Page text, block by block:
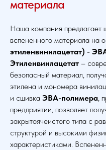
материала
Наша компания предлагает
вспененного материала на
этиленвинилацетат) -
Этиленвинлацетат –
безопасный материал,
этилена и мономера
и сшивка ЭВА-полимера,
предприятии, позволяет
закрытоячеистого типа с
структурой и высокими
характеристиками.